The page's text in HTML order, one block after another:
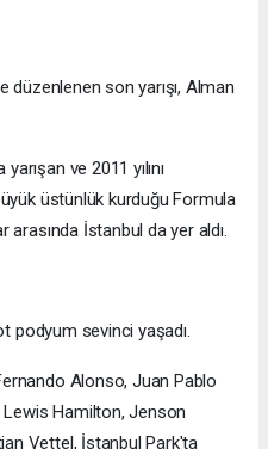
son yarışı, Alman
ve 2011 yılını
üstünlük kurduğu Formula
İstanbul da yer aldı.
podyum sevinci yaşadı.
Alonso, Juan Pablo
Hamilton, Jenson
Vettel, İstanbul Park'ta